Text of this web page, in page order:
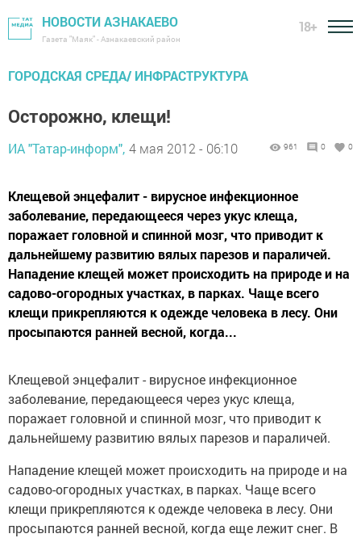
НОВОСТИ АЗНАКАЕВО
Газета "Маяк" - Азнакаевский район
18+
ГОРОДСКАЯ СРЕДА/ ИНФРАСТРУКТУРА
Осторожно, клещи!
ИА "Татар-информ", 4 мая 2012 - 06:10 961 0 0
Клещевой энцефалит - вирусное инфекционное
заболевание, передающееся через укус клеща,
поражает головной и спинной мозг, что приводит к
дальнейшему развитию вялых парезов и параличей.
Нападение клещей может происходить на природе и на
садово-огородных участках, в парках. Чаще всего
клещи прикрепляются к одежде человека в лесу. Они
просыпаются ранней весной, когда...
Клещевой энцефалит - вирусное инфекционное
заболевание, передающееся через укус клеща,
поражает головной и спинной мозг, что приводит к
дальнейшему развитию вялых парезов и параличей.
Нападение клещей может происходить на природе и на
садово-огородных участках, в парках. Чаще всего
клещи прикрепляются к одежде человека в лесу. Они
просыпаются ранней весной, когда еще лежит снег. В